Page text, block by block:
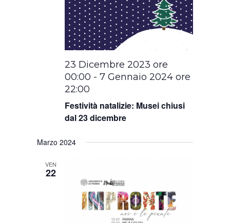
Festività natalizie: Musei chiusi
dal 23 dicembre
23 Dicembre 2023 ore
00:00 -7 Gennaio 2024 ore
22:00
Marzo 2024
VEN
22